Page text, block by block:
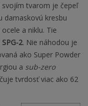
svojím tvarom je čepeľ
damaskovú kresbu
a niklu. Tie
SPG-2. Nie náhodou je
ako Super Powder
a sub-zero
tvrdosť viac ako 62